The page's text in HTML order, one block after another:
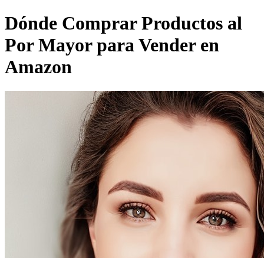
Dónde Comprar Productos al
Por Mayor para Vender en
Amazon